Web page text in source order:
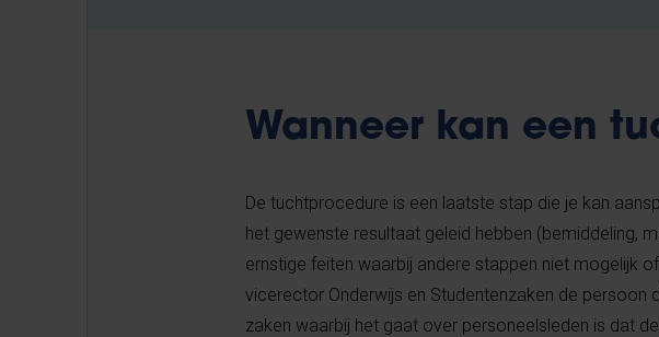
Wanneer kan een
De tuchtprocedure is een laatste stap die je kan
het gewenste resultaat geleid hebben (bemiddeling,
ernstige feiten waarbij andere stappen niet mogelijk
vicerector Onderwijs en Studentenzaken de persoon
zaken waarbij het gaat over personeelsleden is dat